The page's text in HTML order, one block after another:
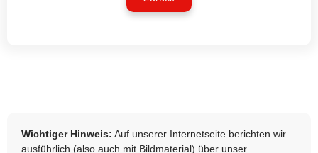
Wichtiger Hinweis: Auf unserer Internetseite berichten wir
ausführlich (also auch mit Bildmaterial) über unser